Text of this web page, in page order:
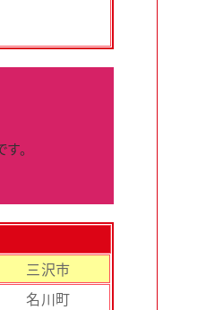
す。
三沢市
名川町